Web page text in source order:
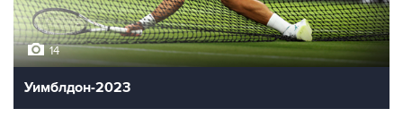
14
Уимблдон-2023